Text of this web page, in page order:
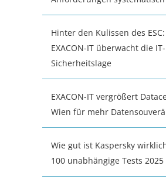
Hinter den Kulissen des ESC:
EXACON-IT überwacht die IT-
Sicherheitslage
EXACON-IT vergrößert
Wien für mehr
Wie gut ist Kaspersky
100 unabhängige Tests 2025